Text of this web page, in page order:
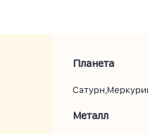
Планета
Металл